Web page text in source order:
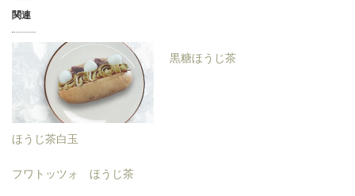
関連
ほうじ茶白玉
黒糖ほうじ茶
フワトッツォ ほうじ茶